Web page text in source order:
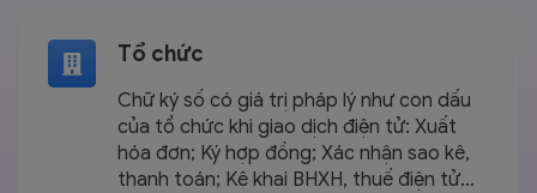
Tổ chức
Chữ ký số có giá trị pháp lý như con dấu
của tổ chức khi giao dịch điện tử: Xuất
hóa đơn; Ký hợp đồng; Xác nhận sao kê,
thanh toán; Kê khai BHXH, thuế điện tử…